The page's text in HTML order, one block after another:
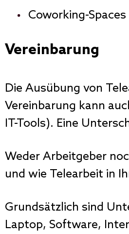
Coworking-
Vereinbarung
Die Ausübung von
Vereinbarung kann
IT-Tools). Eine
Weder Arbeitgeber
und wie Telearbeit in
Grundsätzlich sind
Laptop, Software,